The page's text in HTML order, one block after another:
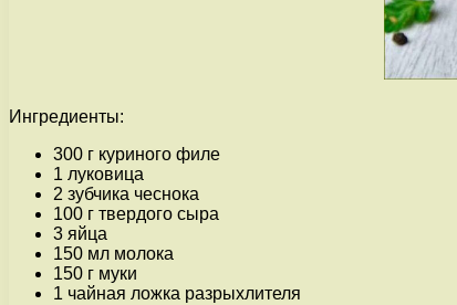
Ингредиенты:
300 г куриного филе
1 луковица
2 зубчика чеснока
100 г твердого сыра
3 яйца
150 мл молока
150 г муки
1 чайная ложка разрыхлителя